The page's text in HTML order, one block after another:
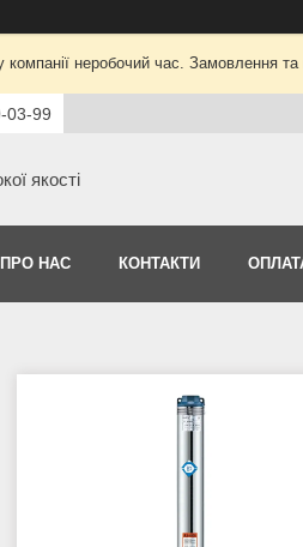
компанії неробочий час. Замовлення
03-99
якості
ПРО НАС КОНТАКТИ